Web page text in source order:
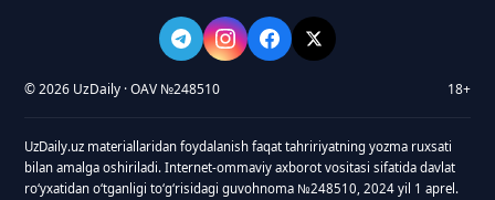
© 2026 UzDaily · OAV №248510 18+
UzDaily.uz materiallaridan foydalanish faqat tahririyatning yozma ruxsati
bilan amalga oshiriladi. Internet-ommaviy axborot vositasi sifatida davlat
roʻyxatidan oʻtganligi toʻgʻrisidagi guvohnoma №248510, 2024 yil 1 aprel.